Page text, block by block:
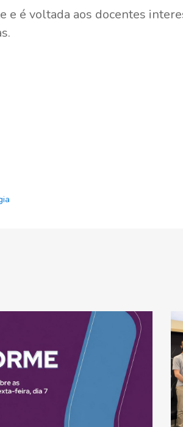
e é voltada aos docentes